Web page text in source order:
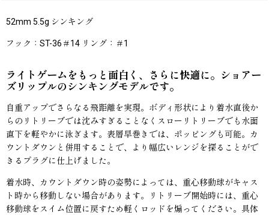
52mm 5.5g シンキング
フック：ST-36＃14 リング：＃1
ライトゲームをもっと面白く、さらに快適に。ショアー
ズリップルのシンキングモデルです。
自重アップでさらなる飛距離を実現。ボディ形状により着水直後か
らのリトリーブでは沈みすぎることなくスローリトリーブでも水面
直下を軽やかに泳ぎます。表層早巻きでは、ポッピングも可能。カ
ウントダウンと併用することで、より幅広いレンジを探ることがで
きるプラグに仕上げました。
着水時、カウントダウン時の姿勢によっては、重心移動球がキャス
ト時から移動しない場合があります。リトリーブ開始時には、重心
移動球をスイム位置に戻すため軽くロッドを煽ってください。具体